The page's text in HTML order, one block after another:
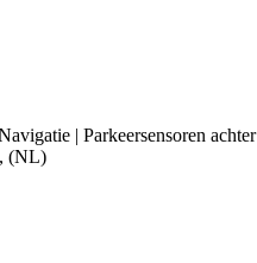
| Parkeersensoren achter
(NL)